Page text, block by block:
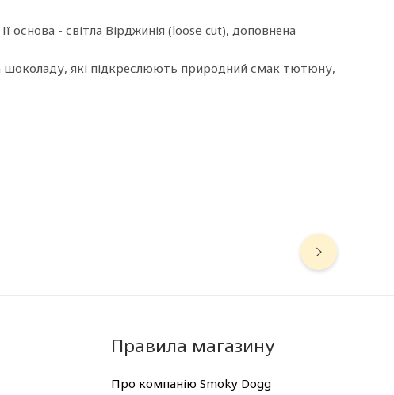
- світла Вірджинія (loose cut), доповнена
шоколаду, які підкреслюють природний смак тютюну,
Правила магазину
Про компанію Smoky Dogg